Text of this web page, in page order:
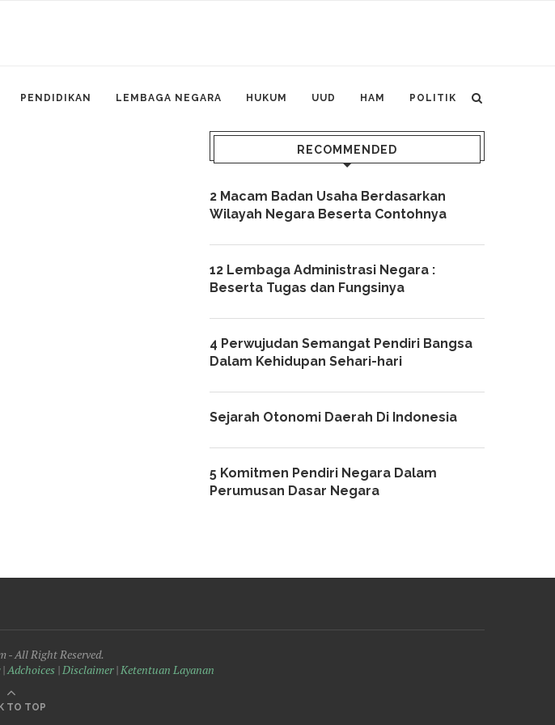
PENDIDIKAN LEMBAGA NEGARA HUKUM UUD HAM POLITIK
RECOMMENDED
2 Macam Badan Usaha Berdasarkan
Wilayah Negara Beserta Contohnya
12 Lembaga Administrasi Negara :
Beserta Tugas dan Fungsinya
4 Perwujudan Semangat Pendiri Bangsa
Dalam Kehidupan Sehari-hari
Sejarah Otonomi Daerah Di Indonesia
5 Komitmen Pendiri Negara Dalam
Perumusan Dasar Negara
- All Right Reserved.
|Adchoices |Disclaimer|Ketentuan Layanan
TO TOP